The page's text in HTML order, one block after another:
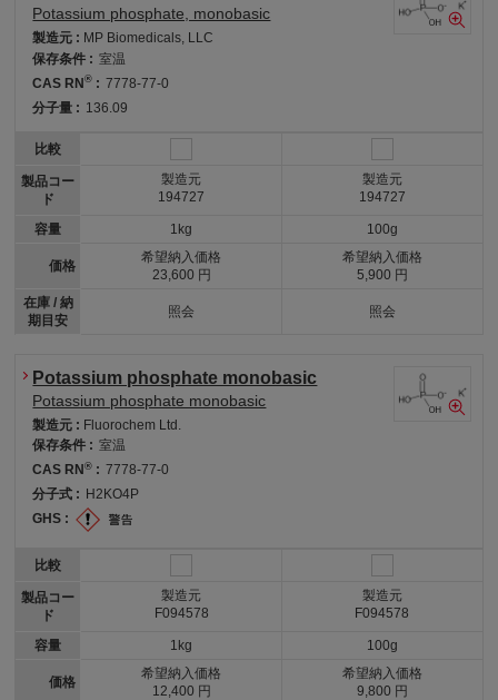
Potassium phosphate, monobasic
製造元 : MP Biomedicals, LLC
保存条件 : 室温
CAS RN® : 7778-77-0
分子量 : 136.09
比較
製品コー
ド
容量
価格
在庫 / 納
期目安
製造元
194727
1kg
希望納入価格
23,600 円
照会
製造元
194727
100g
希望納入価格
5,900 円
照会
Potassium phosphate monobasic
Potassium phosphate monobasic
製造元 : Fluorochem Ltd.
保存条件 : 室温
CAS RN® : 7778-77-0
分子式 : H2KO4P
GHS :
比較
製品コー
ド
容量
価格
製造元
F094578
1kg
希望納入価格
12,400 円
製造元
F094578
100g
希望納入価格
9,800 円